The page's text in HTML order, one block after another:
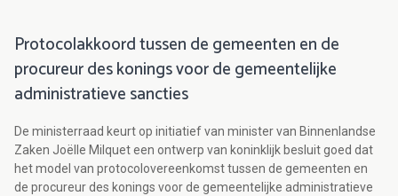
Protocolakkoord tussen de gemeenten en de
procureur des konings voor de gemeentelijke
administratieve sancties
De ministerraad keurt op initiatief van minister van Binnenlandse
Zaken Joëlle Milquet een ontwerp van koninklijk besluit goed dat
het model van protocolovereenkomst tussen de gemeenten en
de procureur des konings voor de gemeentelijke administratieve